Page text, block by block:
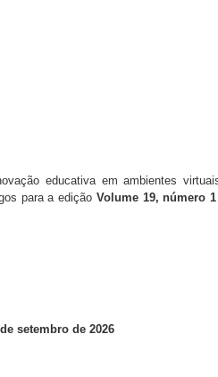
educativa em ambientes
para a edição Volume 19, número 1
setembro de2026